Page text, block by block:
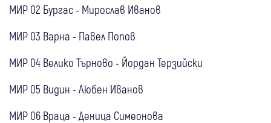
МИР 02 Бургас - Мирослав Иванов
МИР 03 Варна - Павел Попов
МИР 04 Велико Търново - Йордан Терзийски
МИР 05 Видин - Любен Иванов
МИР 06 Враца - Деница Симеонова